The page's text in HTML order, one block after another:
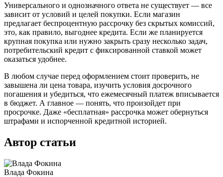
Универсального и однозначного ответа не существует — все
зависит от условий и целей покупки. Если магазин
предлагает беспроцентную рассрочку без скрытых комиссий,
это, как правило, выгоднее кредита. Если же планируется
крупная покупка или нужно закрыть сразу несколько задач,
потребительский кредит с фиксированной ставкой может
оказаться удобнее.
В любом случае перед оформлением стоит проверить, не
завышена ли цена товара, изучить условия досрочного
погашения и убедиться, что ежемесячный платеж вписывается
в бюджет. А главное — понять, что произойдет при
просрочке. Даже «бесплатная» рассрочка может обернуться
штрафами и испорченной кредитной историей.
Автор статьи
Влада Фокина